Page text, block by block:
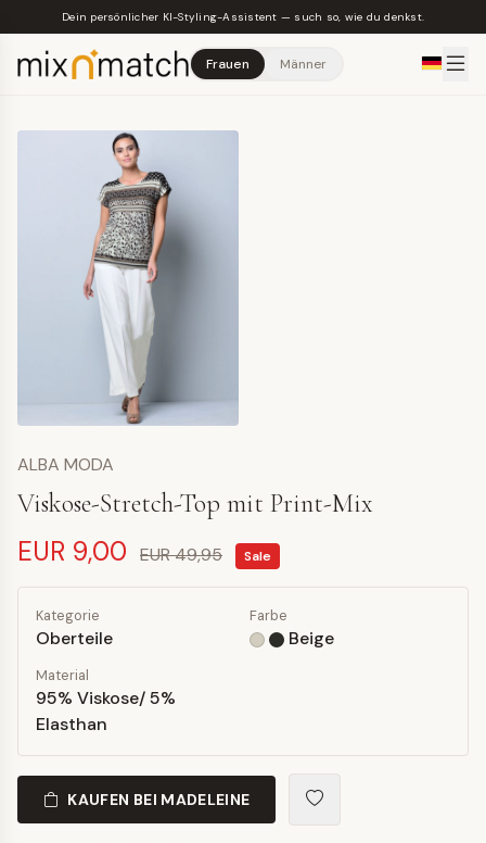
Skip to main content
Dein persönlicher KI-Styling-Assistent — such so, wie du denkst.
Frauen Männer
ALBA MODA
Viskose-Stretch-Top mit Print-Mix
EUR 9,00 EUR 49,95 Sale
Kategorie
Oberteile
Farbe
Beige
Material
95% Viskose/ 5%
Elasthan
KAUFEN BEI MADELEINE